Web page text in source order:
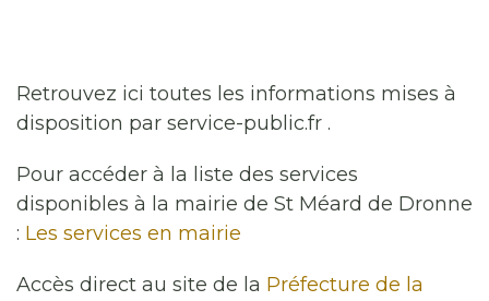
Retrouvez ici toutes les informations mises à
disposition par service-public.fr .
Pour accéder à la liste des services
disponibles à la mairie de St Méard de Dronne
: Les services en mairie
Accès direct au site de la Préfecture de la